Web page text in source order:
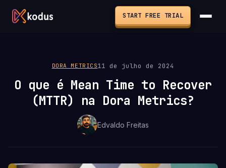
START FREE TRIAL
DORA METRICS11 de julho de 2024
O que é Mean Time to Recover
(MTTR) na Dora Metrics?
Edvaldo Freitas